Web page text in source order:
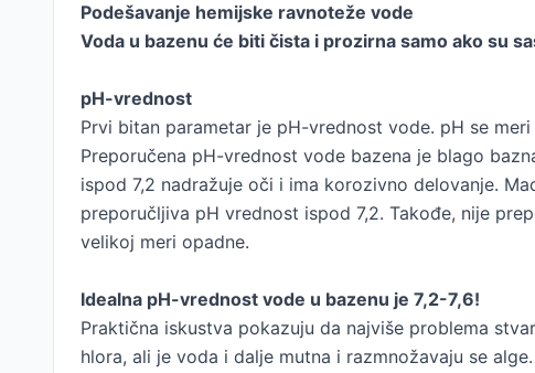
Podešavanje hemijske ravnoteže vode
Voda u bazenu će biti čista i prozirna samo ako su
pH-vrednost
Prvi bitan parametar je pH-vrednost vode. pH se
Preporučena pH-vrednost vode bazena je blago
ispod 7,2 nadražuje oči i ima korozivno delovanje.
preporučljiva pH vrednost ispod 7,2. Takođe, nije
velikoj meri opadne.
Idealna pH-vrednost vode u bazenu je 7,2-7,6!
Praktična iskustva pokazuju da najviše problema
hlora, ali je voda i dalje mutna i razmnožavaju se